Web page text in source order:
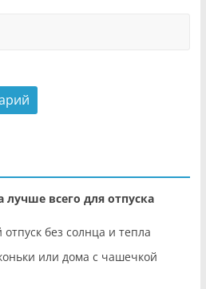
лучше всего для отпуска
без солнца и тепла
или дома с чашечкой